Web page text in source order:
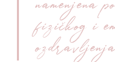
namenjena
fizičkog i
ozdravljenja